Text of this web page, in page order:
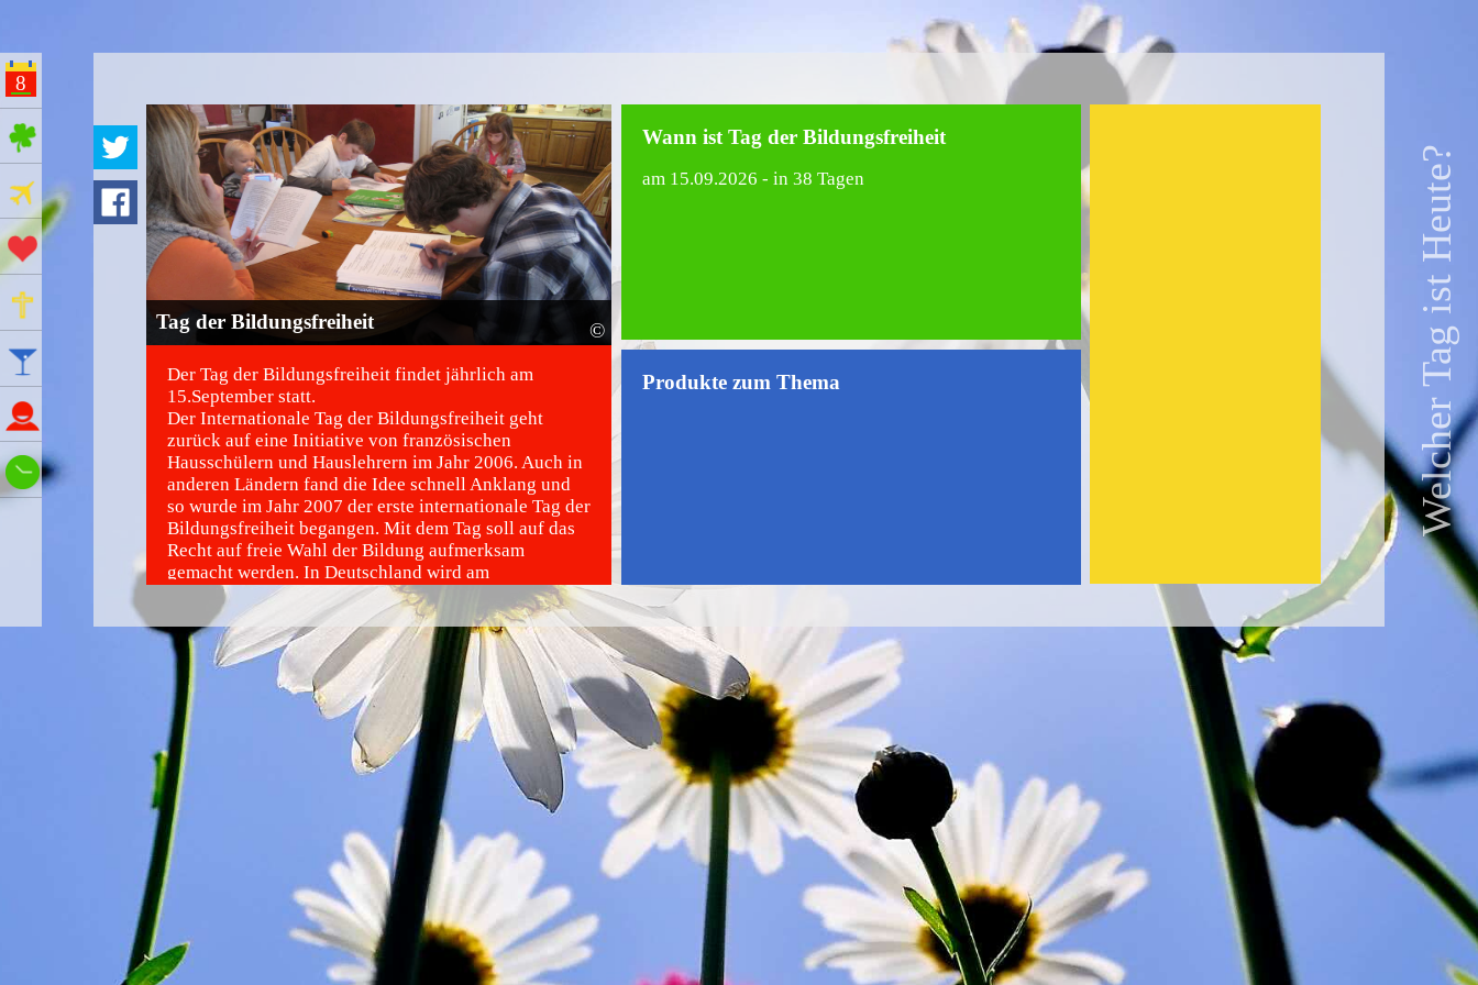
Welcher Tag ist Heute?
8
ges Feiertage
Ferien
Aktionstage
Gedenktage
Namenstage
Wie spät ist es?
Tag der Bildungsfreiheit ©
Der Tag der Bildungsfreiheit findet jährlich am
15.September statt.
Der Internationale Tag der Bildungsfreiheit geht
zurück auf eine Initiative von französischen
Hausschülern und Hauslehrern im Jahr 2006. Auch in
anderen Ländern fand die Idee schnell Anklang und
so wurde im Jahr 2007 der erste internationale Tag der
Bildungsfreiheit begangen. Mit dem Tag soll auf das
Recht auf freie Wahl der Bildung aufmerksam
gemacht werden. In Deutschland wird am
Internationale Tag der Bildungsfreiheit unter anderem
der Wusch geäußert, den Heimunterricht legalisieren,
was im Widerspruch zu der in Deutschland aus guten
Grund geltenden Schulpflicht steht.
Wann ist Tag der Bildungsfreiheit
am 15.09.2026 - in 38 Tagen
Produkte zum Thema